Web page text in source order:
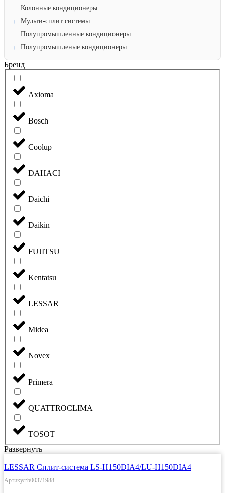
Колонные кондиционеры
Мульти-сплит системы
Полупромышленные кондиционеры
Полупромышленые кондиционеры
Бренд
Axioma
Bosch
Coolup
DAHACI
Daichi
Daikin
FUJITSU
Kentatsu
LESSAR
Midea
Novex
Primera
QUATTROCLIMA
TOSOT
Развернуть
LESSAR Сплит-система LS-H150DIA4/LU-H150DIA4
Артикул:b00371988